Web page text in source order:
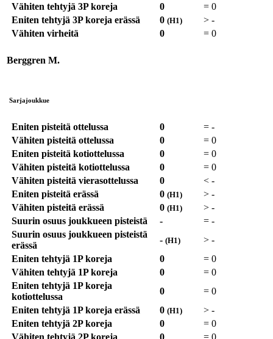
Vähiten tehtyjä 3P koreja
0 = 0
Eniten tehtyjä 3P koreja erässä
0 (H1) > -
Vähiten virheitä
0 = 0
Berggren M.
Sarjajoukkue
Eniten pisteitä ottelussa 0 = -
Vähiten pisteitä ottelussa
0 = 0
Eniten pisteitä kotiottelussa
0 = 0
Vähiten pisteitä kotiottelussa
0 = 0
Vähiten pisteitä vierasottelussa
0 < -
Eniten pisteitä erässä
0 (H1) > -
Vähiten pisteitä erässä
0 (H1) > -
Suurin osuus joukkueen pisteistä
- = -
Suurin osuus joukkueen pisteistä
erässä
- (H1) > -
Eniten tehtyjä 1P koreja
0 = 0
Vähiten tehtyjä 1P koreja
0 = 0
Eniten tehtyjä 1P koreja
kotiottelussa
0 = 0
Eniten tehtyjä 1P koreja erässä
0 (H1) > -
Eniten tehtyjä 2P koreja
0 = 0